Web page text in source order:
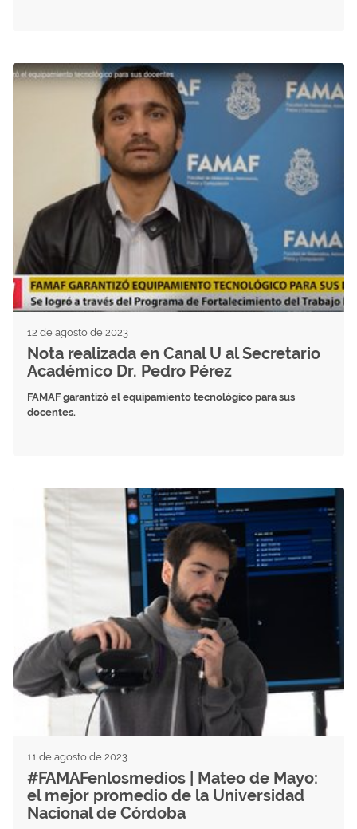
12 de agosto de 2023
Nota realizada en Canal U al Secretario
Académico Dr. Pedro Pérez
FAMAF garantizó el equipamiento tecnológico para sus
docentes.
11 de agosto de 2023
#FAMAFenlosmedios | Mateo de Mayo:
el mejor promedio de la Universidad
Nacional de Córdoba